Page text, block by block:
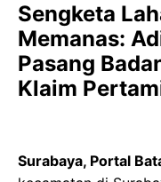
Sengketa
Memanas:
Pasang
Klaim
Surabaya, Portal